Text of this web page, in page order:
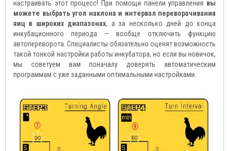
настраивать этот процесс! При помощи панели управления вы
можете выбрать угол наклона и интервал переворачивания
яиц в широких диапазонах, а за несколько дней до конца
инкубационного периода — вообще отключить функцию
автопереворота. Специалисты обязательно оценят возможность
такой тонкой настройки работы инкубатора, но если вы новичок,
мы советуем вам поначалу доверять автоматическим
программам с уже заданными оптимальными настройками.